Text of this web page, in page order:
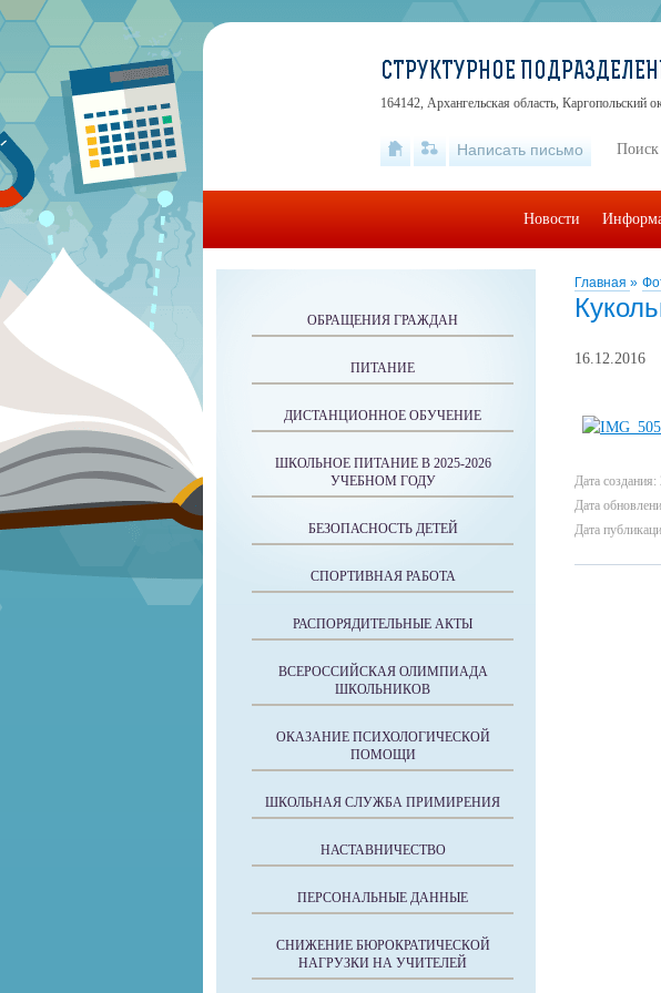
Главная »
16.12.2016
Дата
Дата
Дата
ОБРАЩЕНИЯ ГРАЖДАН
ПИТАНИЕ
ДИСТАНЦИОННОЕ ОБУЧЕНИЕ
ШКОЛЬНОЕ ПИТАНИЕ В 2025-2026
УЧЕБНОМ ГОДУ
БЕЗОПАСНОСТЬ ДЕТЕЙ
СПОРТИВНАЯ РАБОТА
РАСПОРЯДИТЕЛЬНЫЕ АКТЫ
ВСЕРОССИЙСКАЯ ОЛИМПИАДА
ШКОЛЬНИКОВ
ОКАЗАНИЕ ПСИХОЛОГИЧЕСКОЙ
ПОМОЩИ
ШКОЛЬНАЯ СЛУЖБА ПРИМИРЕНИЯ
НАСТАВНИЧЕСТВО
ПЕРСОНАЛЬНЫЕ ДАННЫЕ
СНИЖЕНИЕ БЮРОКРАТИЧЕСКОЙ
НАГРУЗКИ НА УЧИТЕЛЕЙ
СТРУКТУРНОЕ
164142, Архангельская область, Каргопольский
Написать письмо
Новости